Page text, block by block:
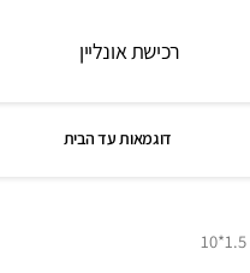
רכישת אונליין
דוגמאות עד הבית